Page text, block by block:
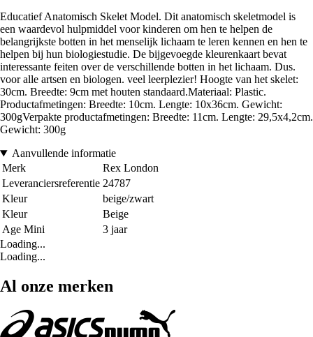
Educatief Anatomisch Skelet Model. Dit anatomisch skeletmodel is
een waardevol hulpmiddel voor kinderen om hen te helpen de
belangrijkste botten in het menselijk lichaam te leren kennen en hen te
helpen bij hun biologiestudie. De bijgevoegde kleurenkaart bevat
interessante feiten over de verschillende botten in het lichaam. Dus.
voor alle artsen en biologen. veel leerplezier! Hoogte van het skelet:
30cm. Breedte: 9cm met houten standaard.Materiaal: Plastic.
Productafmetingen: Breedte: 10cm. Lengte: 10x36cm. Gewicht:
300gVerpakte productafmetingen: Breedte: 11cm. Lengte: 29,5x4,2cm.
Gewicht: 300g
Aanvullende informatie
Merk
Rex London
Leveranciersreferentie 24787
Kleur
beige/zwart
Kleur
Beige
Age Mini
3 jaar
Loading...
Loading...
Al onze merken